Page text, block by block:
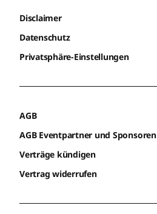
Disclaimer
Datenschutz
Privatsphäre-Einstellungen
AGB
AGB Eventpartner und Sponsoren
Verträge kündigen
Vertrag widerrufen